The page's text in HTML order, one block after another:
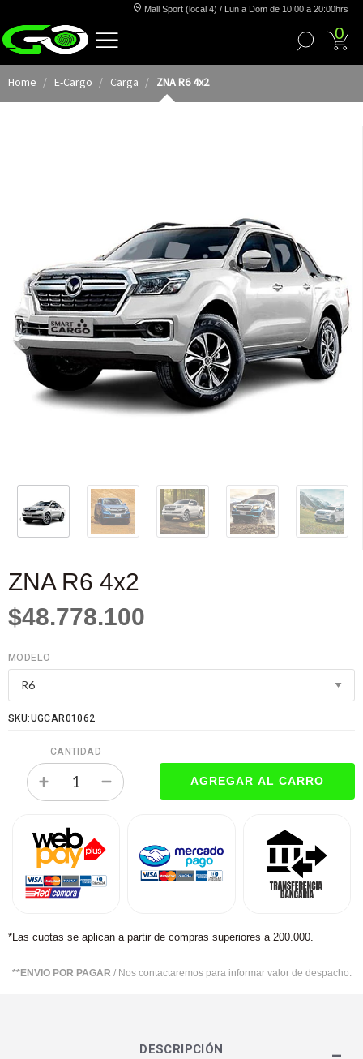
Mall Sport (local 4) / Lun a Dom de 10:00 a 20:00hrs
0
Home E-Cargo Carga ZNA R6 4x2
ZNA R6 4x2
$48.778.100
MODELO
SKU:UGCAR01062
CANTIDAD
*Las cuotas se aplican a partir de compras superiores a 200.000.
**ENVIO POR PAGAR / Nos contactaremos para informar valor de despacho.
DESCRIPCIÓN